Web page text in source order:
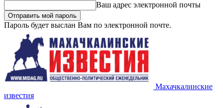
Ваш адрес электронной почты
Пароль будет выслан Вам по электронной почте.
Махачкалинские
известия